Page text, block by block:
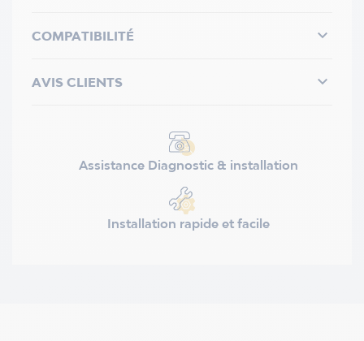
COMPATIBILITÉ 
AVIS CLIENTS 
Assistance Diagnostic & installation
Installation rapide et facile